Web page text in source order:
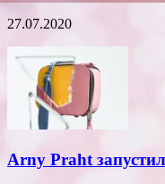
27.07.2020
Arny Praht